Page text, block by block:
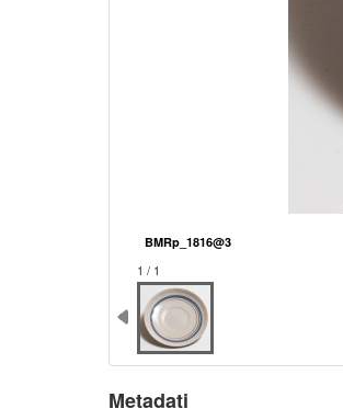
BMRp_1816@3
1 / 1
Metadati